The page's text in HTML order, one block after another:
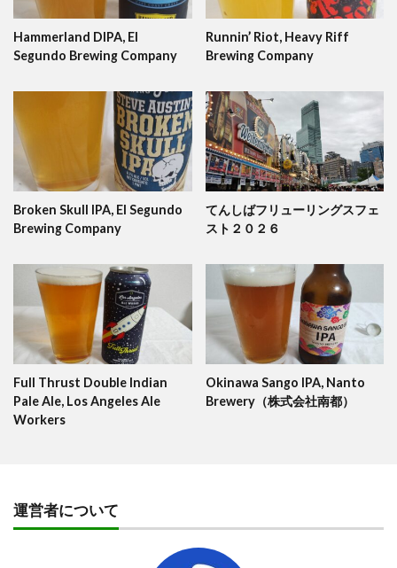
Hammerland DIPA, El
Segundo Brewing Company
Runnin’ Riot, Heavy Riff
Brewing Company
Broken Skull IPA, El Segundo
Brewing Company
てんしばフリューリングスフェ
スト２０２６
Full Thrust Double Indian
Pale Ale, Los Angeles Ale
Workers
Okinawa Sango IPA, Nanto
Brewery（株式会社南都）
運営者について